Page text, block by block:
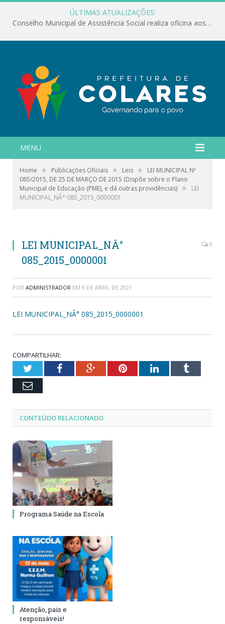
ÚLTIMAS ATUALIZAÇÕES:
Conselho Municipal de Assistência Social realiza oficina aos servidores
MENU
Home » Publicações Oficiais » Leis »
LEI MUNICIPAL Nº
085/2015, DE 25 DE MARÇO DE 2015 (Dispõe sobre o Plano
Municipal de Educação (PME), e dá outras providências) »
LEI
MUNICIPAL_NÂ° 085_2015_0000001
LEI MUNICIPAL_NÂ°
085_2015_0000001
0
POR ADMINISTRADOR EM 9 DE ABRIL DE 2021
LEI MUNICIPAL_NÂ° 085_2015_0000001
COMPARTILHAR:
TwitterFacebookGoogle+PinterestLinkedInTumblr
Email
CONTEÚDO RELACIONADO
Programa Saúde na Escola
Atenção, pais e
responsáveis!